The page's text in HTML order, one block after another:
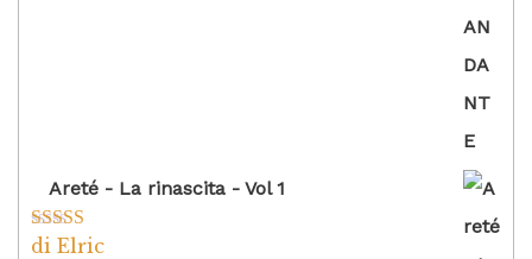
Areté - La rinascita - Vol 1
Valutato5
di Elric